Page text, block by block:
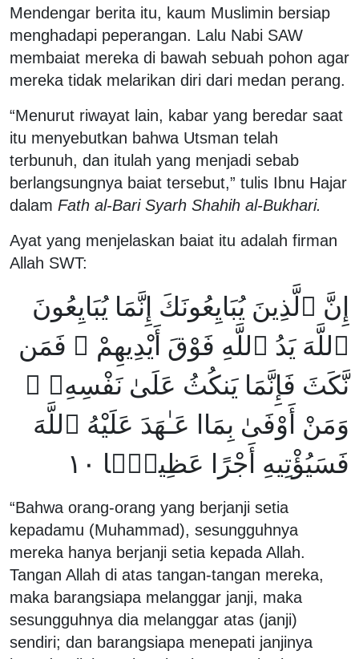
Mendengar berita itu, kaum Muslimin bersiap
menghadapi peperangan. Lalu Nabi SAW
membaiat mereka di bawah sebuah pohon agar
mereka tidak melarikan diri dari medan perang.
“Menurut riwayat lain, kabar yang beredar saat
itu menyebutkan bahwa Utsman telah
terbunuh, dan itulah yang menjadi sebab
berlangsungnya baiat tersebut,” tulis Ibnu Hajar
dalam Fath al-Bari Syarh Shahih al-Bukhari.
Ayat yang menjelaskan baiat itu adalah firman
Allah SWT:
إِنَّ ٱلَّذِينَ يُبَايِعُونَكَ إِنَّمَا يُبَايِعُونَ
ٱللَّهَ يَدُ ٱللَّهِ فَوْقَ أَيْدِيهِمْ ۚ فَمَن
نَّكَثَ فَإِنَّمَا يَنكُثُ عَلَىٰ نَفْسِهِۦ ۖ
وَمَنْ أَوْفَىٰ بِمَاا عَـٰهَدَ عَلَيْهُ ٱللَّهَ
فَسَيُؤْتِيهِ أَجْرًا عَظِيمًۭا ١٠
“Bahwa orang-orang yang berjanji setia
kepadamu (Muhammad), sesungguhnya
mereka hanya berjanji setia kepada Allah.
Tangan Allah di atas tangan-tangan mereka,
maka barangsiapa melanggar janji, maka
sesungguhnya dia melanggar atas (janji)
sendiri; dan barangsiapa menepati janjinya